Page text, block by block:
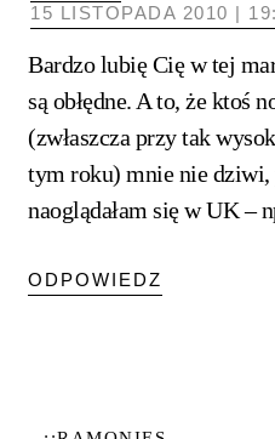
15 LISTOPADA 2010 |
Bardzo lubię Cię w tej
są obłędne. A to, że ktoś
(zwłaszcza przy tak
tym roku) mnie nie dziwi,
naoglądałam się w UK –
ODPOWIEDZ